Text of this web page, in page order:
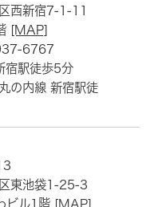
西新宿7-1-11
[MAP]
6767
宿駅徒歩5分
の内線 新宿駅徒
東池袋1-25-3
ビル1階 [MAP]